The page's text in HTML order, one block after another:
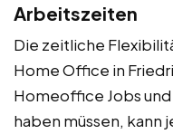
Arbeitszeiten
Die zeitliche
Home Office in
Homeoffice Jobs
haben müssen, kann